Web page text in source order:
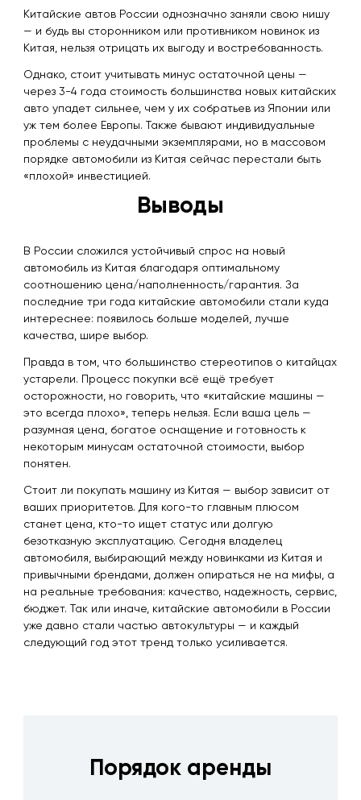
Китайские автов России однозначно заняли свою нишу
— и будь вы сторонником или противником новинок из
Китая, нельзя отрицать их выгоду и востребованность.
Однако, стоит учитывать минус остаточной цены —
через 3-4 года стоимость большинства новых китайских
авто упадет сильнее, чем у их собратьев из Японии или
уж тем более Европы. Также бывают индивидуальные
проблемы с неудачными экземплярами, но в массовом
порядке автомобили из Китая сейчас перестали быть
«плохой» инвестицией.
Выводы
В России сложился устойчивый спрос на новый
автомобиль из Китая благодаря оптимальному
соотношению цена/наполненность/гарантия. За
последние три года китайские автомобили стали куда
интереснее: появилось больше моделей, лучше
качества, шире выбор.
Правда в том, что большинство стереотипов о китайцах
устарели. Процесс покупки всё ещё требует
осторожности, но говорить, что «китайские машины —
это всегда плохо», теперь нельзя. Если ваша цель —
разумная цена, богатое оснащение и готовность к
некоторым минусам остаточной стоимости, выбор
понятен.
Стоит ли покупать машину из Китая — выбор зависит от
ваших приоритетов. Для кого-то главным плюсом
станет цена, кто-то ищет статус или долгую
безотказную эксплуатацию. Сегодня владелец
автомобиля, выбирающий между новинками из Китая и
привычными брендами, должен опираться не на мифы, а
на реальные требования: качество, надежность, сервис,
бюджет. Так или иначе, китайские автомобили в России
уже давно стали частью автокультуры — и каждый
следующий год этот тренд только усиливается.
Порядок аренды